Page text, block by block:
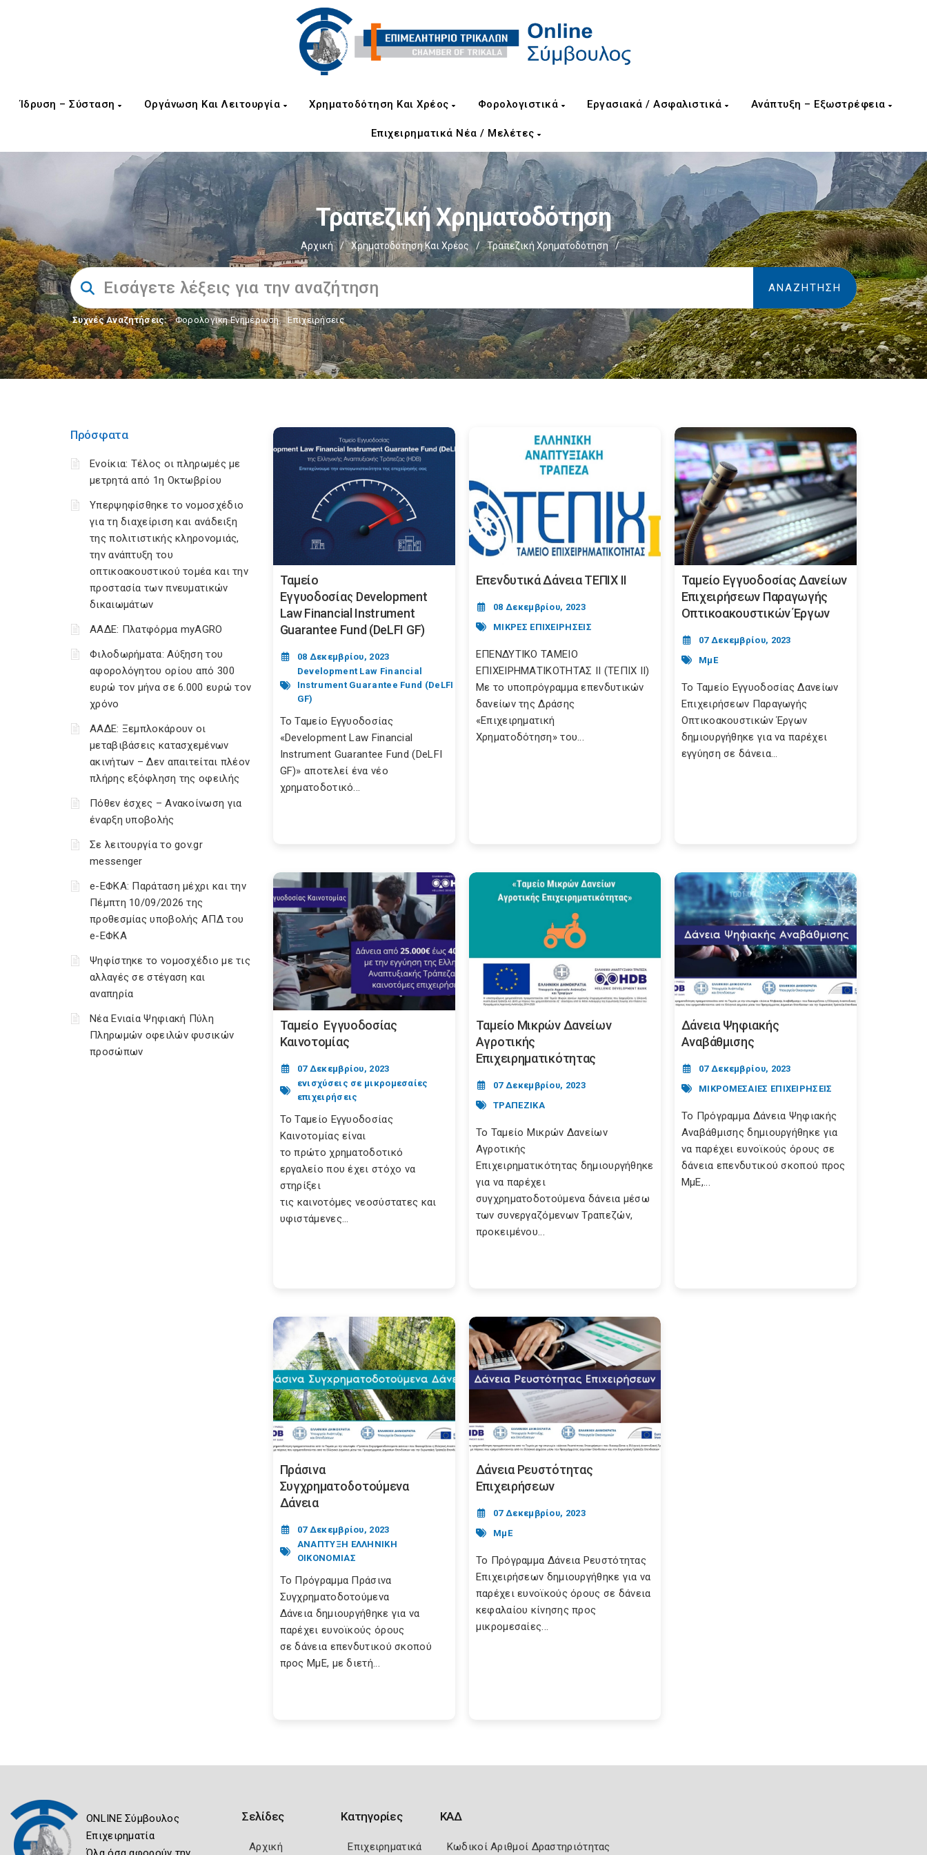
Ίδρυση – Σύσταση Οργάνωση Και Λειτουργία Χρηματοδότηση Και Χρέος Φορολογιστικά Εργασιακά / Ασφαλιστικά Ανάπτυξη – Εξωστρέφεια
Επιχειρηματικά Νέα / Μελέτες
Τραπεζική Χρηματοδότηση
Αρχική / Χρηματοδότηση Και Χρέος / Τραπεζική Χρηματοδότηση /
Συχνές Αναζητήσεις: Φορολογικη Ενημέρωση, Επιχειρήσεις
Πρόσφατα
Ενοίκια: Τέλος οι πληρωμές με
μετρητά από 1η Οκτωβρίου
Υπερψηφίσθηκε το νομοσχέδιο
για τη διαχείριση και ανάδειξη
της πολιτιστικής κληρονομιάς,
την ανάπτυξη του
οπτικοακουστικού τομέα και την
προστασία των πνευματικών
δικαιωμάτων
ΑΑΔΕ: Πλατφόρμα myAGRO
Φιλοδωρήματα: Αύξηση του
αφορολόγητου ορίου από 300
ευρώ τον μήνα σε 6.000 ευρώ τον
χρόνο
ΑΑΔΕ: Ξεμπλοκάρουν οι
μεταβιβάσεις κατασχεμένων
ακινήτων – Δεν απαιτείται πλέον
πλήρης εξόφληση της οφειλής
Πόθεν έσχες – Ανακοίνωση για
έναρξη υποβολής
Σε λειτουργία το gov.gr
messenger
e-ΕΦΚΑ: Παράταση μέχρι και την
Πέμπτη 10/09/2026 της
προθεσμίας υποβολής ΑΠΔ του
e-ΕΦΚΑ
Ψηφίστηκε το νομοσχέδιο με τις
αλλαγές σε στέγαση και
αναπηρία
Νέα Ενιαία Ψηφιακή Πύλη
Πληρωμών οφειλών φυσικών
προσώπων
Ταμείο
Εγγυοδοσίας Development
Law Financial Instrument
Guarantee Fund (DeLFI GF)
08 Δεκεμβρίου, 2023
Development Law Financial
Instrument Guarantee Fund (DeLFI
GF)
Το Ταμείο Εγγυοδοσίας
«Development Law Financial
Instrument Guarantee Fund (DeLFI
GF)» αποτελεί ένα νέο
χρηματοδοτικό...
Επενδυτικά Δάνεια ΤΕΠΙΧ ΙΙ
08 Δεκεμβρίου, 2023
ΜΙΚΡΕΣ ΕΠΙΧΕΙΡΗΣΕΙΣ
ΕΠΕΝΔΥΤΙΚΟ ΤΑΜΕΙΟ
ΕΠΙΧΕΙΡΗΜΑΤΙΚΟΤΗΤΑΣ ΙΙ (ΤΕΠΙΧ ΙΙ)
Με το υποπρόγραμμα επενδυτικών
δανείων της Δράσης
«Επιχειρηματική
Χρηματοδότηση» του...
Ταμείο Εγγυοδοσίας Δανείων
Επιχειρήσεων Παραγωγής
Οπτικοακουστικών Έργων
07 Δεκεμβρίου, 2023
ΜμΕ
Το Ταμείο Εγγυοδοσίας Δανείων
Επιχειρήσεων Παραγωγής
Οπτικοακουστικών Έργων
δημιουργήθηκε για να παρέχει
εγγύηση σε δάνεια...
Ταμείο Εγγυοδοσίας
Καινοτομίας
07 Δεκεμβρίου, 2023
ενισχύσεις σε μικρομεσαίες
επιχειρήσεις
Το Ταμείο Εγγυοδοσίας
Καινοτομίας είναι
το πρώτο χρηματοδοτικό
εργαλείο που έχει στόχο να
στηρίξει
τις καινοτόμες νεοσύστατες και
υφιστάμενες...
Ταμείο Μικρών Δανείων
Αγροτικής
Επιχειρηματικότητας
07 Δεκεμβρίου, 2023
ΤΡΑΠΕΖΙΚΑ
Το Ταμείο Μικρών Δανείων
Αγροτικής
Επιχειρηματικότητας δημιουργήθηκε
για να παρέχει
συγχρηματοδοτούμενα δάνεια μέσω
των συνεργαζόμενων Τραπεζών,
προκειμένου...
Δάνεια Ψηφιακής
Αναβάθμισης
07 Δεκεμβρίου, 2023
ΜΙΚΡΟΜΕΣΑΙΕΣ ΕΠΙΧΕΙΡΗΣΕΙΣ
Το Πρόγραμμα Δάνεια Ψηφιακής
Αναβάθμισης δημιουργήθηκε για
να παρέχει ευνοϊκούς όρους σε
δάνεια επενδυτικού σκοπού προς
ΜμΕ,...
Πράσινα
Συγχρηματοδοτούμενα
Δάνεια
07 Δεκεμβρίου, 2023
ΑΝΑΠΤΥΞΗ ΕΛΛΗΝΙΚΗ
ΟΙΚΟΝΟΜΙΑΣ
Το Πρόγραμμα Πράσινα
Συγχρηματοδοτούμενα
Δάνεια δημιουργήθηκε για να
παρέχει ευνοϊκούς όρους
σε δάνεια επενδυτικού σκοπού
προς ΜμΕ, με διετή...
Δάνεια Ρευστότητας
Επιχειρήσεων
07 Δεκεμβρίου, 2023
ΜμΕ
Το Πρόγραμμα Δάνεια Ρευστότητας
Επιχειρήσεων δημιουργήθηκε για να
παρέχει ευνοϊκούς όρους σε δάνεια
κεφαλαίου κίνησης προς
μικρομεσαίες...
ONLINE Σύμβουλος
Επιχειρηματία
Σελίδες
Αρχική
Κατηγορίες
Επιχειρηματικά
ΚΑΔ
Κωδικοί Αριθμοί Δραστηριότητας